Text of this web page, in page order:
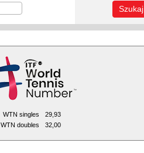
Szukaj
WTN singles
29,93
WTN doubles
32,00